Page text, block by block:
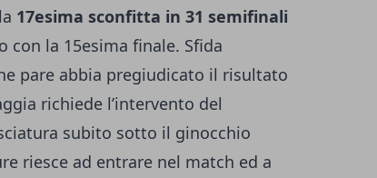
17esima sconfitta in 31 semifinali
con la 15esima finale. Sfida
pare abbia pregiudicato il risultato
richiede l’intervento del
subito sotto il ginocchio
riesce ad entrare nel match ed a